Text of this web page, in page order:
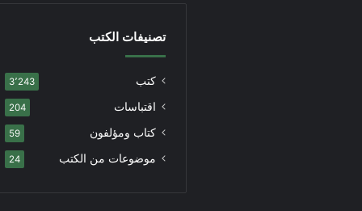
تصنيفات الكتب
كتب 3٬243
اقتباسات 204
كتاب ومؤلفون 59
موضوعات من الكتب 24